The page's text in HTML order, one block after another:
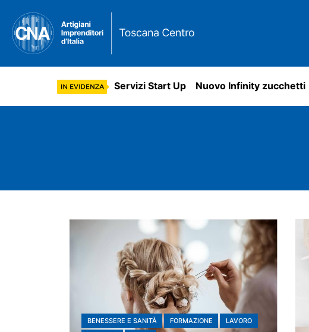
Servizi Start Up Nuovo Infinity zucchetti
BENESSERE E SANITÀ FORMAZIONE
LAVORO